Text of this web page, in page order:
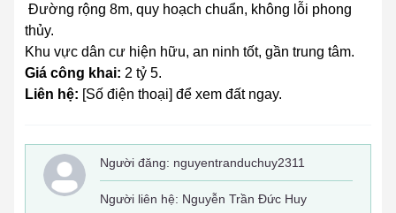
Đường rộng 8m, quy hoạch chuẩn, không lỗi phong
thủy.
Khu vực dân cư hiện hữu, an ninh tốt, gần trung tâm.
Giá công khai: 2 tỷ 5.
Liên hệ: [Số điện thoại] để xem đất ngay.
Người đăng: nguyentranduchuy2311
Người liên hệ: Nguyễn Trần Đức Huy